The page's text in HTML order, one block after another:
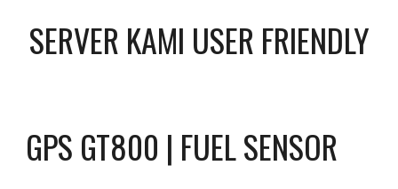
SERVER KAMI USER FRIENDLY
GPS GT800 | FUEL SENSOR